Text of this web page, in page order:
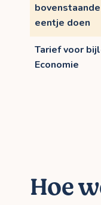
eentje doen
Tarief voor
Economie
Hoe